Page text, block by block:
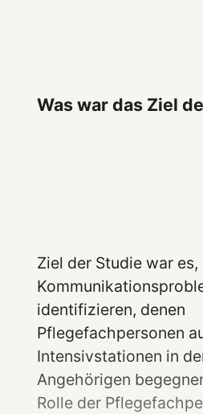
Was war das Ziel
Ziel der Studie war
identifizieren, denen
Pflegefachpersonen
Intensivstationen in
Angehörigen
Rolle der